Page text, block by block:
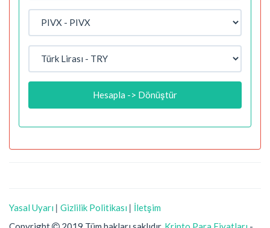
Hesapla -> Dönüştür
Yasal Uyarı | Gizlilik Politikası | İletşim